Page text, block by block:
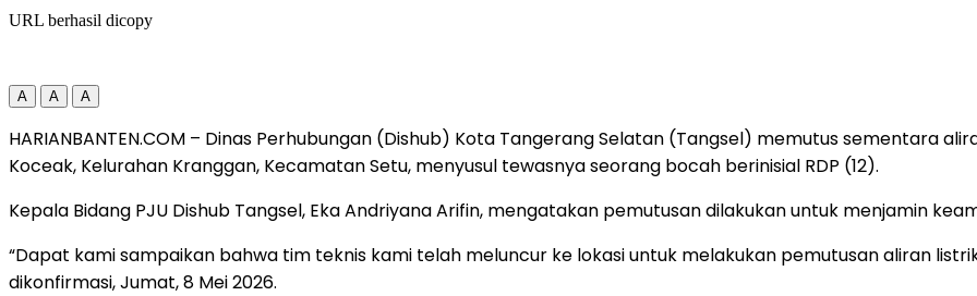
URL berhasil dicopy
A A A
HARIANBANTEN.COM – Dinas Perhubungan (Dishub) Kota Tangerang Selatan (Tangsel) memutus sementara
Koceak, Kelurahan Kranggan, Kecamatan Setu, menyusul tewasnya seorang bocah berinisial RDP (12).
Kepala Bidang PJU Dishub Tangsel, Eka Andriyana Arifin, mengatakan pemutusan dilakukan untuk menjamin
“Dapat kami sampaikan bahwa tim teknis kami telah meluncur ke lokasi untuk melakukan pemutusan aliran
dikonfirmasi, Jumat, 8 Mei 2026.